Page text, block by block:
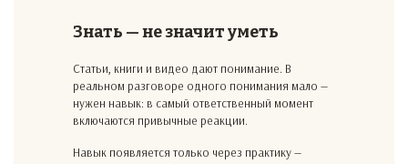
Знать — не значит уметь
Статьи, книги и видео дают понимание. В
реальном разговоре одного понимания мало —
нужен навык: в самый ответственный момент
включаются привычные реакции.
Навык появляется только через практику —